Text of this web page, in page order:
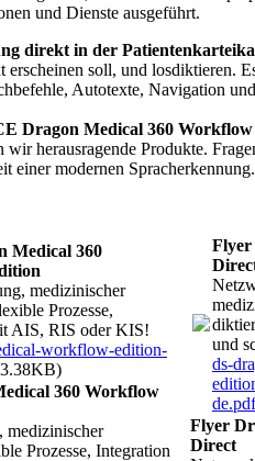
und Dienste ausgeführt.
direkt in der
erscheinen soll, und losdiktieren.
Autotexte, Navigation
Dragon Medical 360
wir herausragende Produkte.
einer modernen Spracherkennung.
Medical 360
medizinischer
Prozesse,
AIS, RIS oder KIS!
workflow-edition-
360 Workflow
medizinischer
Prozesse, Integration
Flyer
und
ds-
de.pdf
Flyer
Direct